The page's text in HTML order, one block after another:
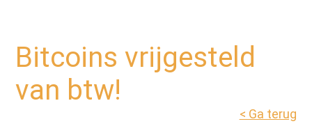
Bitcoins vrijgesteld
van btw!
< Ga terug